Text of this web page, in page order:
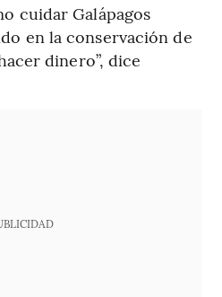
cuidar Galápagos
en la conservación de
dinero”, dice